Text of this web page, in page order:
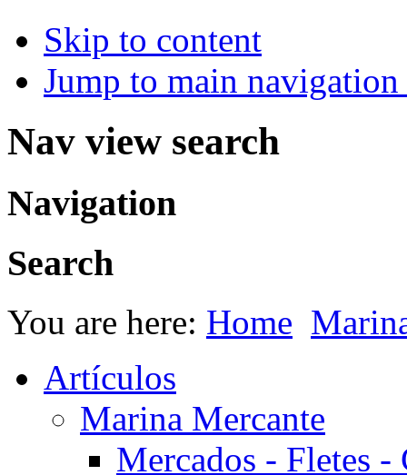
Skip to content
Jump to main
Nav view search
Navigation
Search
You are here: Home
Artículos
Marina Mercante
Mercados - Fletes -